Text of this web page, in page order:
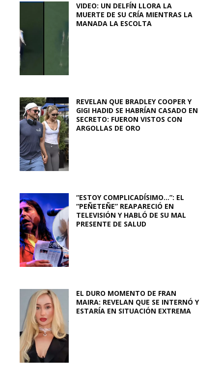
VIDEO: UN DELFÍN LLORA LA
MUERTE DE SU CRÍA MIENTRAS LA
MANADA LA ESCOLTA
REVELAN QUE BRADLEY COOPER Y
GIGI HADID SE HABRÍAN CASADO EN
SECRETO: FUERON VISTOS CON
ARGOLLAS DE ORO
“ESTOY COMPLICADÍSIMO…”: EL
“PEÑETEÑE” REAPARECIÓ EN
TELEVISIÓN Y HABLÓ DE SU MAL
PRESENTE DE SALUD
EL DURO MOMENTO DE FRAN
MAIRA: REVELAN QUE SE INTERNÓ Y
ESTARÍA EN SITUACIÓN EXTREMA